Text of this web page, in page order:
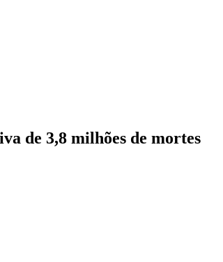
de 3,8 milhões de mortes